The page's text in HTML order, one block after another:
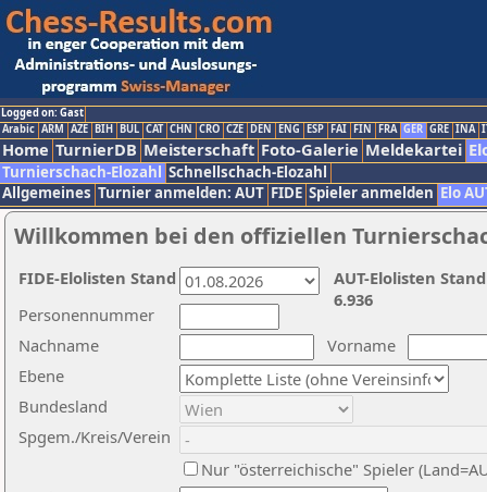
Logged on: Gast
Arabic ARM AZE BIH BUL CAT CHN CRO CZE DEN ENG ESP FAI FIN FRA GER GRE INA
Home TurnierDB Meisterschaft Foto-Galerie Meldekartei
Turnierschach-Elozahl Schnellschach-Elozahl
Allgemeines Turnier anmelden: AUT FIDE Spieler anmelden Elo
Willkommen bei den offiziellen
Nachname
Vorname
Ebene
Personennummer
Bundesland
Spgem./Kreis/Verein
Nur "österreichische" Spieler
AUT-Elolisten
6.936
FIDE-Elolisten Stand